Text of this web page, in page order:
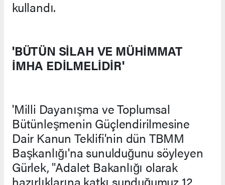
kullandı.
'BÜTÜN SİLAH VE MÜHİMMAT
İMHA EDİLMELİDİR'
'Milli Dayanışma ve Toplumsal
Bütünleşmenin Güçlendirilmesine
Dair Kanun Teklifi'nin dün TBMM
Başkanlığı'na sunulduğunu söyleyen
Gürlek, "Adalet Bakanlığı olarak
hazırlıklarına katkı sunduğumuz 12